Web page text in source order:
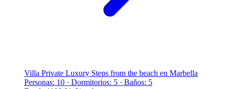
Villa Private Luxury Steps from the beach en Marbella
Personas: 10 · Dormitorios: 5 · Baños: 5